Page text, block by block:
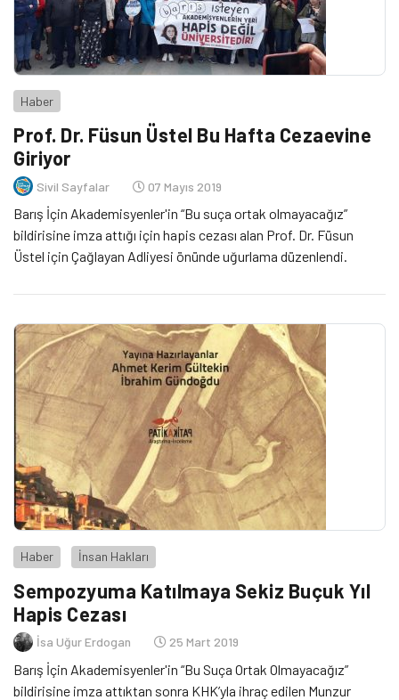
Haber
Prof. Dr. Füsun Üstel Bu Hafta Cezaevine
Giriyor
Sivil Sayfalar 07 Mayıs 2019
Barış İçin Akademisyenler'in “Bu suça ortak olmayacağız”
bildirisine imza attığı için hapis cezası alan Prof. Dr. Füsun
Üstel için Çağlayan Adliyesi önünde uğurlama düzenlendi.
Haber İnsan Hakları
Sempozyuma Katılmaya Sekiz Buçuk Yıl
Hapis Cezası
İsa Uğur Erdogan 25 Mart 2019
Barış İçin Akademisyenler'in “Bu Suça Ortak Olmayacağız”
bildirisine imza attıktan sonra KHK’yla ihraç edilen Munzur